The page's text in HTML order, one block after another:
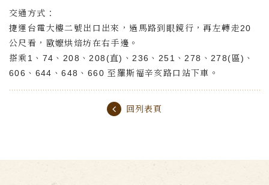
交通方式：
捷運台電大樓二號出口出來，過馬路到眼鏡行，再左轉走20
公尺看，歐嬤烘焙坊在右手邊。
搭乘1、74、208、208(直)、236、251、278、278(區)、
606、644、648、660 至羅斯福辛亥路口站下車。
回列表頁